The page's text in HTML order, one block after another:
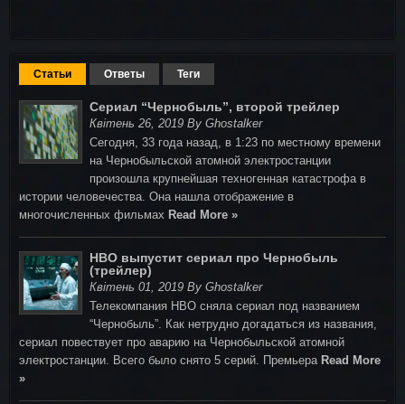
Статьи Ответы Теги
Сериал “Чернобыль”, второй трейлер
Квітень 26, 2019 By Ghostalker
Сегодня, 33 года назад, в 1:23 по местному времени
на Чернобыльской атомной электростанции
произошла крупнейшая техногенная катастрофа в
истории человечества. Она нашла отображение в
многочисленных фильмах Read More »
HBO выпустит сериал про Чернобыль
(трейлер)
Квітень 01, 2019 By Ghostalker
Телекомпания HBO сняла сериал под названием
“Чернобыль”. Как нетрудно догадаться из названия,
сериал повествует про аварию на Чернобыльской атомной
электростанции. Всего было снято 5 серий. Премьера Read More
»